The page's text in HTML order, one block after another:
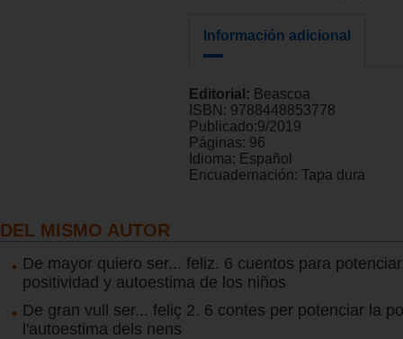
Información adicional
Editorial: Beascoa
ISBN: 9788448853778
Publicado:9/2019
Páginas: 96
Idioma: Español
Encuadernación: Tapa dura
DEL MISMO AUTOR
De mayor quiero ser... feliz. 6 cuentos para
positividad y autoestima de los niños
De gran vull ser... feliç 2. 6 contes per potenciar la
l'autoestima dels nens